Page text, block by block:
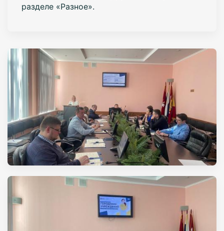
разделе «Разное».